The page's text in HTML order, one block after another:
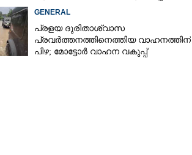
GENERAL
പ്രളയ ദുരിതാശ്വാസ
പ്രവർത്തനത്തിനെത്തിയ വാഹനത്തിന്
പിഴ; മോട്ടോർ വാഹന വകുപ്പ്Copy Link